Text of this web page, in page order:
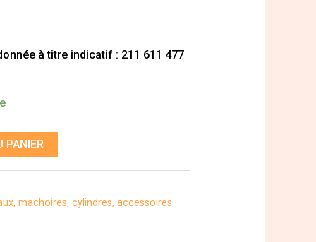
à titre indicatif : 211 611 477
PANIER
machoires, cylindres, accessoires